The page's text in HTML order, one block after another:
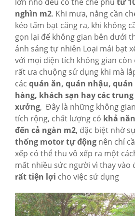
nghìn m2. Khi mưa, nắng cần
kéo tấm bạt căng ra, khi không
gọn lại để không gian bên dưới
ánh sáng tự nhiên Loại mái bạt
với mọi diện tích không gian
rất ưa chuộng sử dụng khi mà
các quán ăn, quán nhậu, quán
hàng, khách sạn hay các
xưởng, Đây là những không
tích rộng, chất lượng có khả
đến cả ngàn m2, đặc biệt nhờ
thống motor tự động nên chỉ
xếp có thể thu vô xếp ra một
mất nhiều sức người vì thay vào
rất tiện lợi cho việc sử dụng